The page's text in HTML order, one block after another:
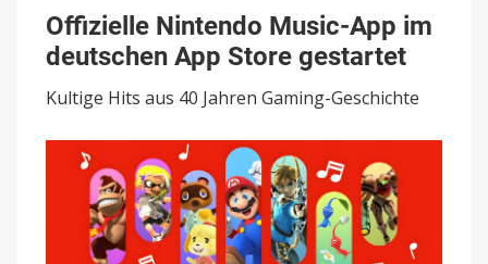
Nintendo
Music-
App
deutschen
Store
gestartet
Offizielle Nintendo Music-App im
deutschen App Store gestartet
Kultige Hits aus 40 Jahren Gaming-Geschichte